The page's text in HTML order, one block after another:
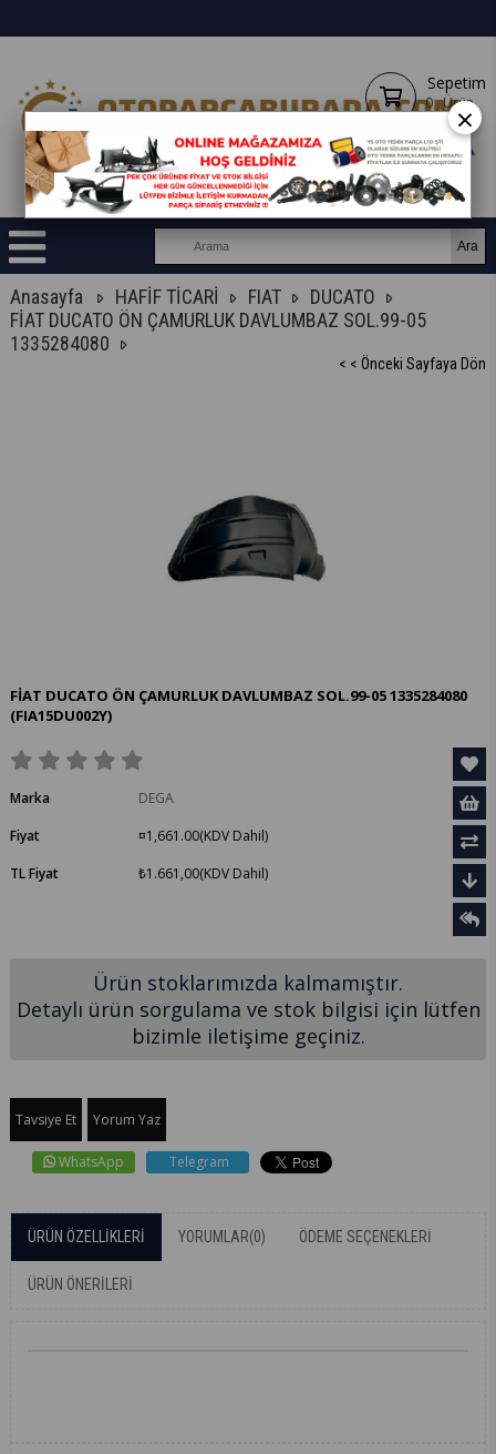
Sepetim
0 Ürün
Anasayfa HAFİF TİCARİ FIAT
DUCATO
FİAT DUCATO ÖN ÇAMURLUK DAVLUMBAZ SOL.99-05
1335284080
< < Önceki Sayfaya Dön
FİAT DUCATO ÖN ÇAMURLUK DAVLUMBAZ SOL.99-05 1335284080
(FIA15DU002Y)
Marka
DEGA
Fiyat
¤1,661.00(KDV Dahil)
TL Fiyat
₺1.661,00(KDV Dahil)
Ürün stoklarımızda kalmamıştır.
Detaylı ürün sorgulama ve stok bilgisi için lütfen
bizimle iletişime geçiniz.
Tavsiye Et Yorum Yaz
WhatsApp Telegram
ÜRÜN ÖZELLIKLERI YORUMLAR(0) ÖDEME SEÇENEKLERI
ÜRÜN ÖNERILERI
×